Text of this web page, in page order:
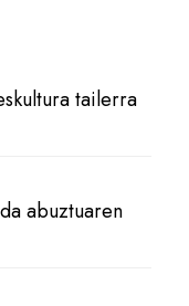
tailerra
abuztuaren